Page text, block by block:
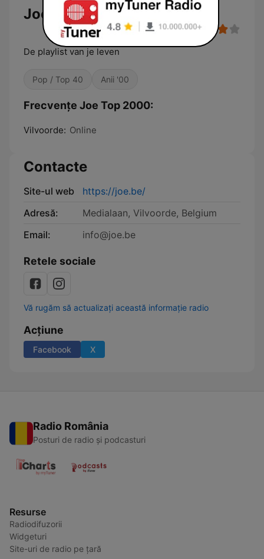
Joe Top 2000
De playlist van je leven
Pop / Top 40 Anii '00
Frecvențe Joe Top 2000:
Vilvoorde: Online
Contacte
Site-ul web
https://joe.be/
Adresă:
Medialaan, Vilvoorde, Belgium
Email:
info@joe.be
Retele sociale
Vă rugăm să actualizați această informație radio
Acțiune
Facebook X
Radio România
Posturi de radio și podcasturi
Resurse
Radiodifuzorii
Widgeturi
Site-uri de radio pe țară